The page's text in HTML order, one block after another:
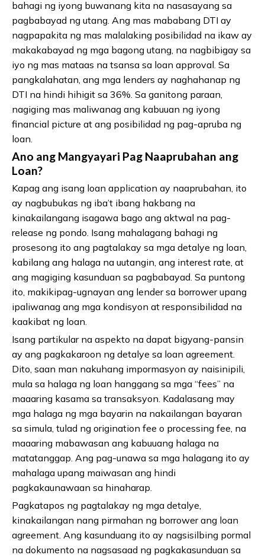
bahagi ng iyong buwanang kita na nasasayang sa
pagbabayad ng utang. Ang mas mababang DTI ay
nagpapakita ng mas malalaking posibilidad na ikaw ay
makakabayad ng mga bagong utang, na nagbibigay sa
iyo ng mas mataas na tsansa sa loan approval. Sa
pangkalahatan, ang mga lenders ay naghahanap ng
DTI na hindi hihigit sa 36%. Sa ganitong paraan,
nagiging mas maliwanag ang kabuuan ng iyong
financial picture at ang posibilidad ng pag-apruba ng
loan.
Ano ang Mangyayari Pag Naaprubahan ang
Loan?
Kapag ang isang loan application ay naaprubahan, ito
ay nagbubukas ng iba’t ibang hakbang na
kinakailangang isagawa bago ang aktwal na pag-
release ng pondo. Isang mahalagang bahagi ng
prosesong ito ang pagtalakay sa mga detalye ng loan,
kabilang ang halaga na uutangin, ang interest rate, at
ang magiging kasunduan sa pagbabayad. Sa puntong
ito, makikipag-ugnayan ang lender sa borrower upang
ipaliwanag ang mga kondisyon at responsibilidad na
kaakibat ng loan.
Isang partikular na aspekto na dapat bigyang-pansin
ay ang pagkakaroon ng detalye sa loan agreement.
Dito, saan man nakuhang impormasyon ay naisinipili,
mula sa halaga ng loan hanggang sa mga “fees” na
maaaring kasama sa transaksyon. Kadalasang may
mga halaga ng mga bayarin na nakailangan bayaran
sa simula, tulad ng origination fee o processing fee, na
maaaring mabawasan ang kabuuang halaga na
matatanggap. Ang pag-unawa sa mga halagang ito ay
mahalaga upang maiwasan ang hindi
pagkakaunawaan sa hinaharap.
Pagkatapos ng pagtalakay ng mga detalye,
kinakailangan nang pirmahan ng borrower ang loan
agreement. Ang kasunduang ito ay nagsisilbing pormal
na dokumento na nagsasaad ng pagkakasunduan sa